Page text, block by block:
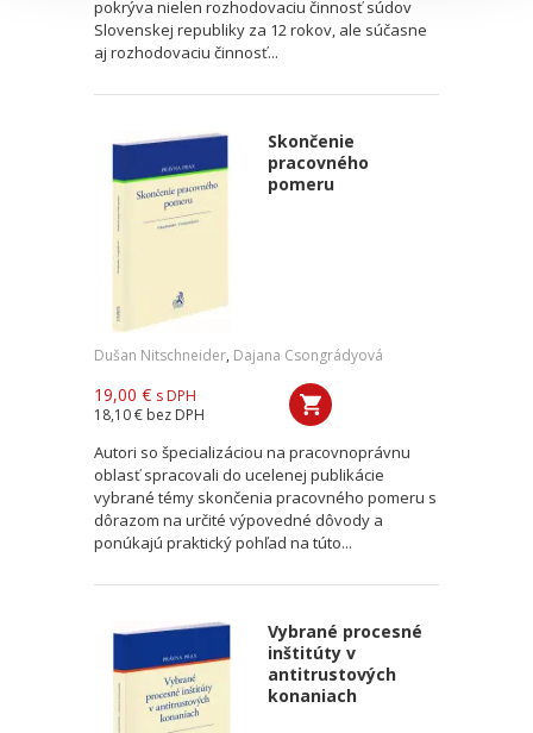
pokrýva nielen rozhodovaciu činnosť súdov
Slovenskej republiky za 12 rokov, ale súčasne
aj rozhodovaciu činnosť...
Skončenie
pracovného
pomeru
Dušan Nitschneider, Dajana Csongrádyová
19,00 € s DPH
18,10 € bez DPH
Autori so špecializáciou na pracovnoprávnu
oblasť spracovali do ucelenej publikácie
vybrané témy skončenia pracovného pomeru s
dôrazom na určité výpovedné dôvody a
ponúkajú praktický pohľad na túto...
Vybrané procesné
inštitúty v
antitrustových
konaniach